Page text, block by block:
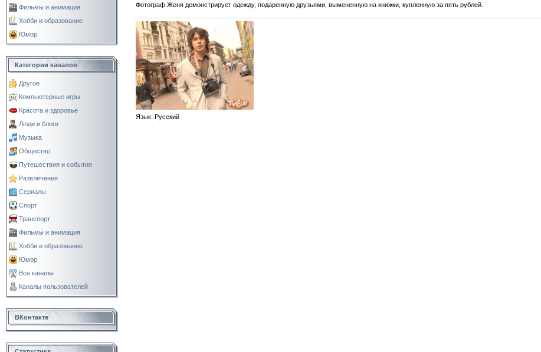
Фильмы и анимация
Хобби и образование
Юмор
Категории каналов
Другое
Компьютерные игры
Красота и здоровье
Люди и блоги
Музыка
Общество
Путешествия и события
Развлечения
Сериалы
Спорт
Транспорт
Фильмы и анимация
Хобби и образование
Юмор
Все каналы
Каналы пользователей
ВКонтакте
Фотограф Женя демонстрирует одежду, подаренную друзьями, вымененную на книжки, купленную за пять рублей.
Язык: Русский